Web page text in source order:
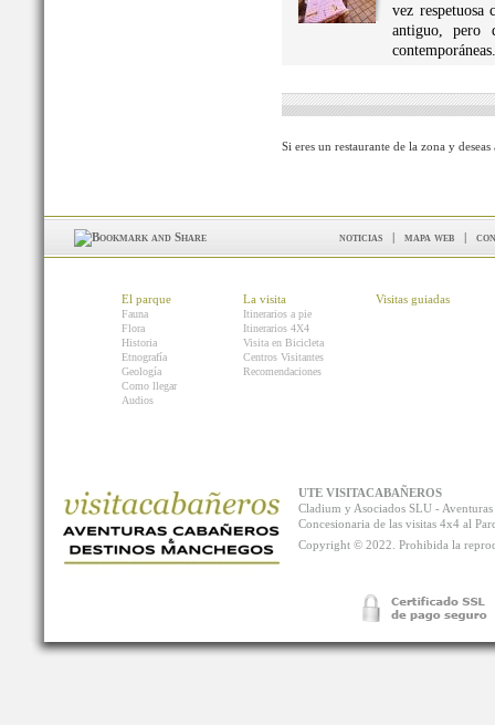
vez
antiguo, pero
contemporáneas.
Si eres un restaurante de la zona y
noticias | mapa web |
El parque
Fauna
Flora
Historia
Etnografía
Geología
Como llegar
Audios
La visita
Itinerarios a pie
Itinerarios 4X4
Visita en Bicicleta
Centros Visitantes
Recomendaciones
Visitas guiadas
UTE VISITACABAÑEROS
Cladium y Asociados SLU -
Concesionaria de las visitas 4x4 al
Copyright © 2022. Prohibida la